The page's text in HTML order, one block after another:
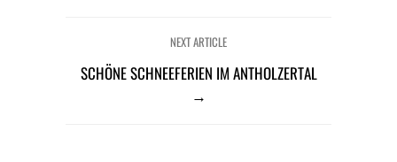
NEXT ARTICLE
SCHÖNE SCHNEEFERIEN IM ANTHOLZERTAL
→